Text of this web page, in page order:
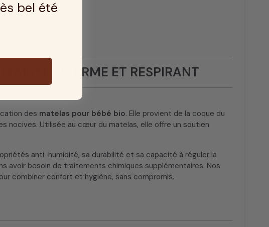
FERME ET RESPIRANT
des matelas pour bébé bio. Elle provient de la coque du
nocives. Utilisée au cœur du matelas, elle offre un soutien
anti-humidité, sa durabilité et sa capacité à réguler la
avoir besoin de traitements chimiques supplémentaires. Nos
combiner confort et hygiène, sans compromis.
bel été